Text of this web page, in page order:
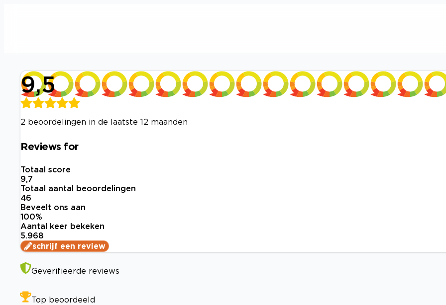
9,5
2 beoordelingen in de laatste 12 maanden
Reviews for
Totaal score
9,7
Totaal aantal beoordelingen
46
Beveelt ons aan
100%
Aantal keer bekeken
5.968
schrijf een review
Geverifieerde reviews
Top beoordeeld